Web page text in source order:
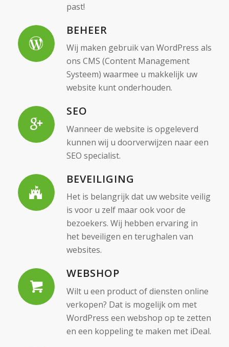
past!
BEHEER
Wij maken gebruik van WordPress als
ons CMS (Content Management
Systeem) waarmee u makkelijk uw
website kunt onderhouden.
SEO
Wanneer de website is opgeleverd
kunnen wij u doorverwijzen naar een
SEO specialist.
BEVEILIGING
Het is belangrijk dat uw website veilig
is voor u zelf maar ook voor de
bezoekers. Wij hebben ervaring in
het beveiligen en terughalen van
websites.
WEBSHOP
Wilt u een product of diensten online
verkopen? Dat is mogelijk om met
WordPress een webshop op te zetten
en een koppeling te maken met iDeal.